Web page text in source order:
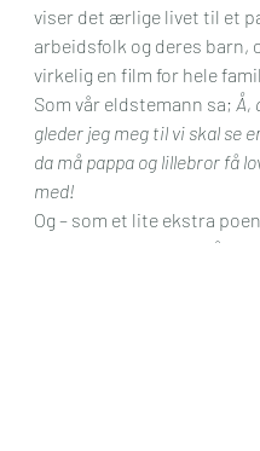
viser det ærlige livet til et
arbeidsfolk og deres barn,
virkelig en film for hele
Som vår eldstemann sa; Å,
gleder jeg meg til vi skal se
da må pappa og lillebror få
med!
Og – som et lite ekstra
antar at vi kommer til å se